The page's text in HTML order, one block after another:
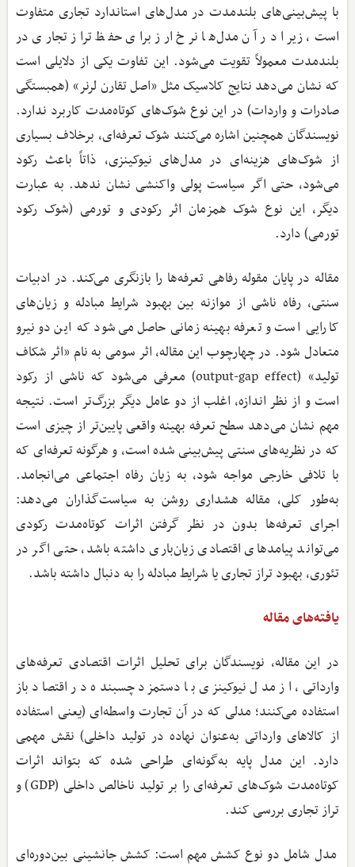
با پیش‌بینی‌های بلندمدت در مدل‌های استاندارد تجاری متفاوت
است، زیرا در آن مدل‌ها نرخ ارز برای حفظ تراز تجاری در
بلندمدت معمولاً تقویت می‌شود. این تفاوت یکی از دلایلی است
که نشان می‌دهد نتایج کلاسیک مثل «اصل تقارن لرنر» (همبستگی
صادرات و واردات) در این نوع شوک‌های کوتاه‌مدت کاربرد ندارد.
نویسندگان همچنین اشاره می‌کنند شوک تعرفه‌ای، برخلاف بسیاری
از شوک‌های هزینه‌ای در مدل‌های نیوکینزی، ذاتاً باعث رکود
می‌شود، حتی اگر سیاست پولی واکنشی نشان ندهد. به عبارت
دیگر، این نوع شوک همزمان اثر رکودی و تورمی (شوک رکود
تورمی) دارد.
مقاله در پایان مقوله رفاهی تعرفه‌ها را بازنگری می‌کند. در ادبیات
سنتی، رفاه ناشی از موازنه بین بهبود شرایط مبادله و زیان‌های
کارایی است و تعرفه بهینه زمانی حاصل می‌شود که این دو نیرو
متعادل شود. در چهارچوب این مقاله، اثر سومی به نام «اثر شکاف
تولید» (output-gap effect) معرفی می‌شود که ناشی از رکود
است و از نظر اندازه، اغلب از دو عامل دیگر بزرگ‌تر است. نتیجه
مهم نشان می‌دهد سطح تعرفه بهینه واقعی پایین‌تر از چیزی است
که در نظریه‌های سنتی پیش‌بینی شده است، و هرگونه تعرفه‌ای که
با تلافی خارجی مواجه شود، به زیان رفاه اجتماعی می‌انجامد.
به‌طور کلی، مقاله هشداری روشن به سیاست‌گذاران می‌دهد:
اجرای تعرفه‌ها بدون در نظر گرفتن اثرات کوتاه‌مدت رکودی
می‌تواند پیامدهای اقتصادی زیان‌باری داشته باشد، حتی اگر در
تئوری، بهبود تراز تجاری یا شرایط مبادله را به دنبال داشته باشد.
یافته‌های مقاله
در این مقاله، نویسندگان برای تحلیل اثرات اقتصادی تعرفه‌های
وارداتی، از مدل نیوکینزی با دستمزد چسبنده در اقتصاد باز
استفاده می‌کنند؛ مدلی که در آن تجارت واسطه‌ای (یعنی استفاده
از کالاهای وارداتی به‌عنوان نهاده در تولید داخلی) نقش مهمی
دارد. این مدل پایه به‌گونه‌ای طراحی شده که بتواند اثرات
کوتاه‌مدت شوک‌های تعرفه‌ای را بر تولید ناخالص داخلی (GDP) و
تراز تجاری بررسی کند.
مدل شامل دو نوع کشش مهم است: کشش جانشینی بین‌دوره‌ای